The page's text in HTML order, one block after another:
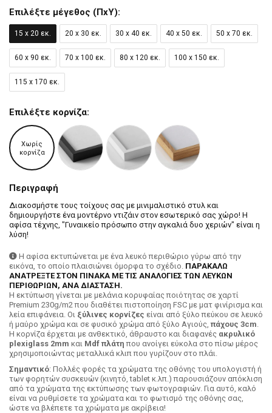
Επιλέξτε μέγεθος (ΠxΥ):
15 x 20 εκ. 20 x 30 εκ. 30 x 40 εκ. 40 x 50 εκ. 50 x 70 εκ.
60 x 90 εκ. 70 x 100 εκ. 80 x 120 εκ. 100 x 150 εκ.
115 x 170 εκ.
Επιλέξτε κορνίζα:
Χωρίς
κορνίζα
Περιγραφή
Διακοσμήστε τους τοίχους σας με μινιμαλιστικό στυλ και
δημιουργήστε ένα μοντέρνο ντιζάιν στον εσωτερικό σας χώρο! Η
αφίσα τέχνης, "Γυναικείο πρόσωπο στην αγκαλιά δυο χεριών" είναι η
λύση!
Η αφίσα εκτυπώνεται με ένα λευκό περιθώριο γύρω από την
εικόνα, το οποίο πλαισιώνει όμορφα το σχέδιο. ΠΑΡΑΚΑΛΩ
ΑΝΑΤΡΕΞΤΕ ΣΤΟΝ ΠΙΝΑΚΑ ΜΕ ΤΙΣ ΑΝΑΛΟΓΙΕΣ ΤΩΝ ΛΕΥΚΩΝ
ΠΕΡΙΘΩΡΙΩΝ, ΑΝΑ ΔΙΑΣΤΑΣΗ.
H εκτύπωση γίνεται με μελάνια κορυφαίας ποιότητας σε χαρτί
Premium 230g/m2 που διαθέτει πιστοποίηση FSC με ματ φινίρισμα και
λεία επιφάνεια. Οι ξύλινες κορνίζες είναι από ξύλο πεύκου σε λευκό
ή μαύρο χρώμα και σε φυσικό χρώμα από ξύλο Αγιούς, πάχους 3cm.
Η κορνίζα έρχεται με ανθεκτικό, άθραυστο και διαφανές ακρυλικό
plexiglass 2mm και Mdf πλάτη που ανοίγει εύκολα στο πίσω μέρος
χρησιμοποιώντας μεταλλικά κλιπ που γυρίζουν στο πλάι.
Σημαντικό: Πολλές φορές τα χρώματα της οθόνης του υπολογιστή ή
των φορητών συσκευών (κινητό, tablet κ.λπ.) παρουσιάζουν απόκλιση
από τα χρώματα της εκτύπωσης των φωτογραφιών. Για αυτό, καλό
είναι να ρυθμίσετε τα χρώματα και το φωτισμό της οθόνης σας,
ώστε να βλέπετε τα χρώματα με ακρίβεια!